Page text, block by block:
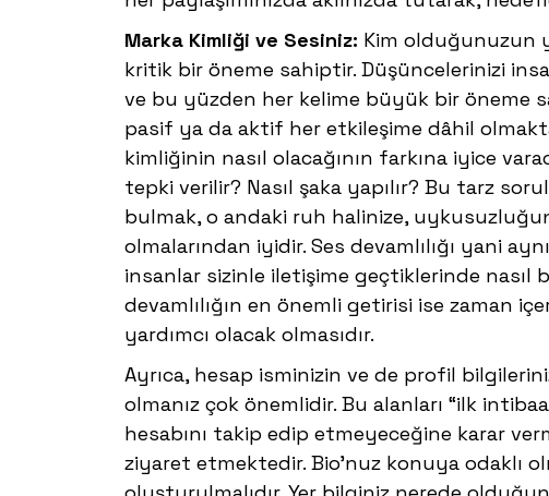
Marka Kimliği ve Sesiniz: Kim olduğunuzun
kritik bir öneme sahiptir. Düşüncelerinizi
ve bu yüzden her kelime büyük bir öneme
pasif ya da aktif her etkileşime dâhil
kimliğinin nasıl olacağının farkına iyice
tepki verilir? Nasıl şaka yapılır? Bu tarz
bulmak, o andaki ruh halinize,
olmalarından iyidir. Ses devamlılığı yani
insanlar sizinle iletişime geçtiklerinde nasıl
devamlılığın en önemli getirisi ise zaman
yardımcı olacak olmasıdır.
Ayrıca, hesap isminizin ve de profil
olmanız çok önemlidir. Bu alanları “ilk
hesabını takip edip etmeyeceğine karar
ziyaret etmektedir. Bio’nuz konuya odaklı